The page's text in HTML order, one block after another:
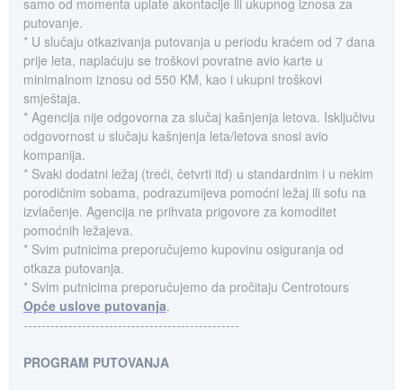
samo od momenta uplate akontacije ili ukupnog iznosa za
putovanje.
* U slučaju otkazivanja putovanja u periodu kraćem od 7 dana
prije leta, naplaćuju se troškovi povratne avio karte u
minimalnom iznosu od 550 KM, kao i ukupni troškovi
smještaja.
* Agencija nije odgovorna za slučaj kašnjenja letova. Isključivu
odgovornost u slučaju kašnjenja leta/letova snosi avio
kompanija.
* Svaki dodatni ležaj (treći, četvrti itd) u standardnim i u nekim
porodičnim sobama, podrazumijeva pomoćni ležaj ili sofu na
izvlačenje. Agencija ne prihvata prigovore za komoditet
pomoćnih ležajeva.
* Svim putnicima preporučujemo kupovinu osiguranja od
otkaza putovanja.
* Svim putnicima preporučujemo da pročitaju Centrotours
Opće uslove putovanja.
------------------------------------------------
PROGRAM PUTOVANJA